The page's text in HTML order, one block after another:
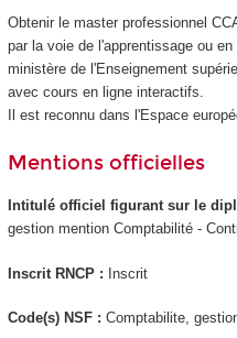
Obtenir le master professionnel
par la voie de l'apprentissage ou
ministère de l'Enseignement
avec cours en ligne interactifs.
Il est reconnu dans l'Espace
Mentions officielles
Intitulé officiel figurant sur le
gestion mention Comptabilité -
Inscrit RNCP: Inscrit
Code(s) NSF : Comptabilite,